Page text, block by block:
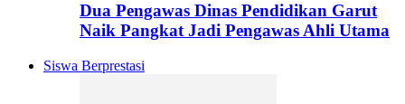
Dua Pengawas Dinas Pendidikan Garut
Naik Pangkat Jadi Pengawas Ahli Utama
Siswa Berprestasi